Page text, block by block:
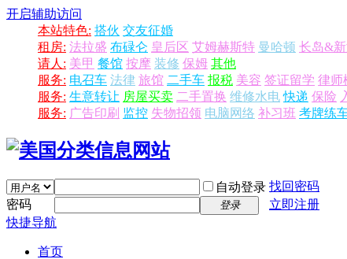
开启辅助访问
本站特色: 搭伙 交友征婚
租房: 法拉盛 布碌仑 皇后区 艾姆赫斯特 曼哈顿 长岛&
请人: 美甲 餐馆 按摩 装修 保姆 其他
服务: 电召车 法律 旅馆 二手车 报税 美容 签证留学 律师
服务: 生意转让 房屋买卖 二手置换 维修水电 快递 保险
服务: 广告印刷 监控 失物招领 电脑网络 补习班 考牌练
自动登录 找回密码
密码
登录
立即注册
快捷导航
首页